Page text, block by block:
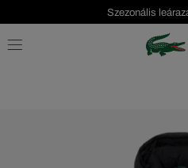
Szezonális
Ingyenes